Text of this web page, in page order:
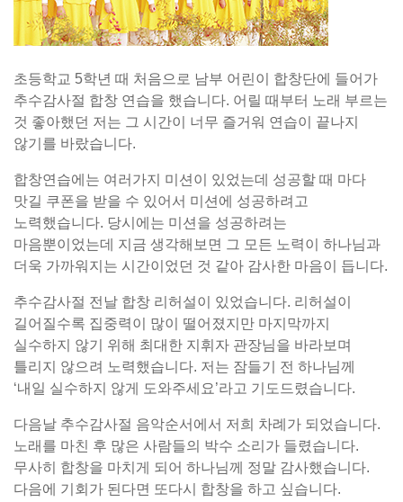
초등학교 5학년 때 처음으로 남부 어린이 합창단에 들어가
추수감사절 합창 연습을 했습니다. 어릴 때부터 노래 부르는
것 좋아했던 저는 그 시간이 너무 즐거워 연습이 끝나지
않기를 바랐습니다.
합창연습에는 여러가지 미션이 있었는데 성공할 때 마다
맛길 쿠폰을 받을 수 있어서 미션에 성공하려고
노력했습니다. 당시에는 미션을 성공하려는
마음뿐이었는데 지금 생각해보면 그 모든 노력이 하나님과
더욱 가까워지는 시간이었던 것 같아 감사한 마음이 듭니다.
추수감사절 전날 합창 리허설이 있었습니다. 리허설이
길어질수록 집중력이 많이 떨어졌지만 마지막까지
실수하지 않기 위해 최대한 지휘자 관장님을 바라보며
틀리지 않으려 노력했습니다. 저는 잠들기 전 하나님께
‘내일 실수하지 않게 도와주세요’라고 기도드렸습니다.
다음날 추수감사절 음악순서에서 저희 차례가 되었습니다.
노래를 마친 후 많은 사람들의 박수 소리가 들렸습니다.
무사히 합창을 마치게 되어 하나님께 정말 감사했습니다.
다음에 기회가 된다면 또다시 합창을 하고 싶습니다.